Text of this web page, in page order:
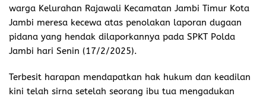
warga Kelurahan Rajawali Kecamatan Jambi Timur Kota
Jambi meresa kecewa atas penolakan laporan dugaan
pidana yang hendak dilaporkannya pada SPKT Polda
Jambi hari Senin (17/2/2025).
Terbesit harapan mendapatkan hak hukum dan keadilan
kini telah sirna setelah seorang ibu tua mengadukan